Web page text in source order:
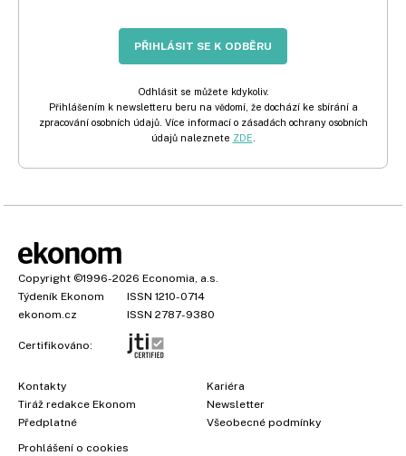
PŘIHLÁSIT SE K ODBĚRU
Odhlásit se můžete kdykoliv.
Přihlášením k newsletteru beru na vědomí, že dochází ke sbírání a
zpracování osobních údajů. Více informací o zásadách ochrany osobních
údajů naleznete ZDE
Copyright ©1996-2026 Economia, a.s.
Týdeník Ekonom
ISSN 1210-0714
ekonom.cz
ISSN 2787-9380
Certifikováno:
Kontakty
Tiráž redakce Ekonom
Předplatné
Kariéra
Newsletter
Všeobecné podmínky
Prohlášení o cookies